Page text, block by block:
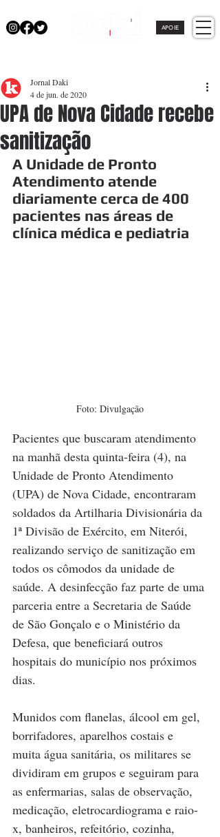
APOIE
UPA de Nova Cidade recebe
sanitização
Jornal Daki
4 de jun. de 2020
A Unidade de Pronto
Atendimento atende
diariamente cerca de 400
pacientes nas áreas de
clínica médica e pediatria
Foto: Divulgação
Pacientes que buscaram atendimento
na manhã desta quinta-feira (4), na
Unidade de Pronto Atendimento
(UPA) de Nova Cidade, encontraram
soldados da Artilharia Divisionária da
1ª Divisão de Exército, em Niterói,
realizando serviço de sanitização em
todos os cômodos da unidade de
saúde. A desinfecção faz parte de uma
parceria entre a Secretaria de Saúde
de São Gonçalo e o Ministério da
Defesa, que beneficiará outros
hospitais do município nos próximos
dias.
Munidos com flanelas, álcool em gel,
borrifadores, aparelhos costais e
muita água sanitária, os militares se
dividiram em grupos e seguiram para
as enfermarias, salas de observação,
medicação, eletrocardiograma e raio-
x, banheiros, refeitório, cozinha,